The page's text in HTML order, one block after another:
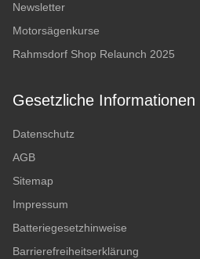
Newsletter
Motorsägenkurse
Rahmsdorf Shop Relaunch 2025
Gesetzliche Informationen
Datenschutz
AGB
Sitemap
Impressum
Batteriegesetzhinweise
Barrierefreiheitserklärung